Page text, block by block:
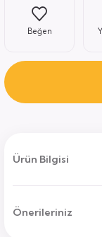
Ürün Bilgisi
Önerileriniz